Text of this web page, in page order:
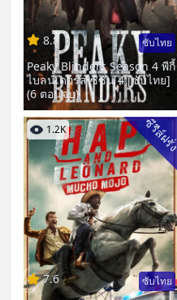
8.8 ซับไทย
Peaky Blinders Season 4 พีกี้
ไบลน์เดอร์ส ซีซั่น 4 [ซับไทย]
(6 ตอนจบ)
1.2K ซีรีส์ฝรั่ง
7.6 ซับไทย